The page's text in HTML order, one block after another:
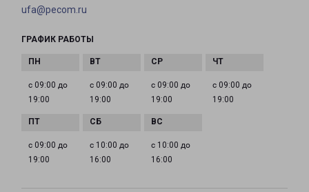
ufa@pecom.ru
ГРАФИК РАБОТЫ
с 09:00 до
19:00
с 09:00 до
19:00
с 09:00 до
19:00
с 09:00 до
19:00
с 09:00 до
19:00
с 10:00 до
16:00
с 10:00 до
16:00